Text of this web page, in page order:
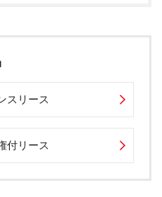
スリース
付リース